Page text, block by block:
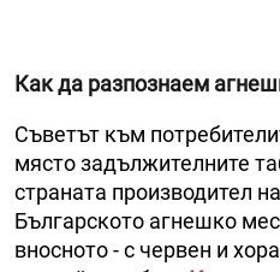
Как да разпознаем
Съветът към
място задължителните
страната производител
Българското агнешко
вносното - с червен и